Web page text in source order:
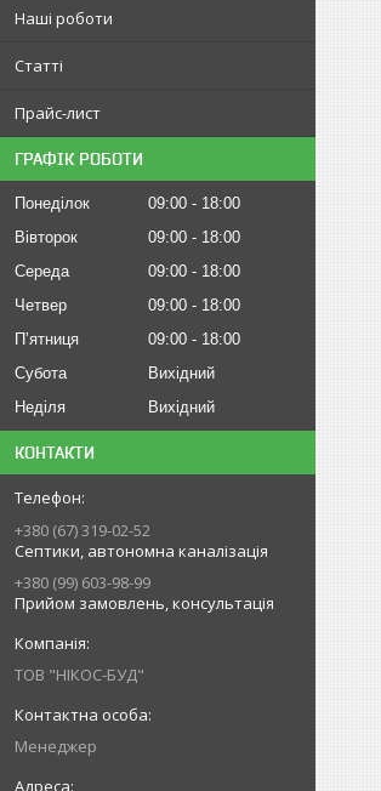
Наші роботи
Статті
Прайс-лист
ГРАФІК РОБОТИ
Понеділок 09:00
18:00
Вівторок
09:00
18:00
Середа
09:00
18:00
Четвер
09:00
18:00
Пʼятниця
09:00
18:00
Субота
Вихідний
Неділя
Вихідний
КОНТАКТИ
+380 (67) 319-02-52
Септики, автономна каналізація
+380 (99) 603-98-99
Прийом замовлень, консультація
ТОВ "НІКОС-БУД"
Менеджер